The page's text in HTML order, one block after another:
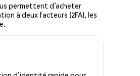
permettent d’acheter
à deux facteurs (2FA), les